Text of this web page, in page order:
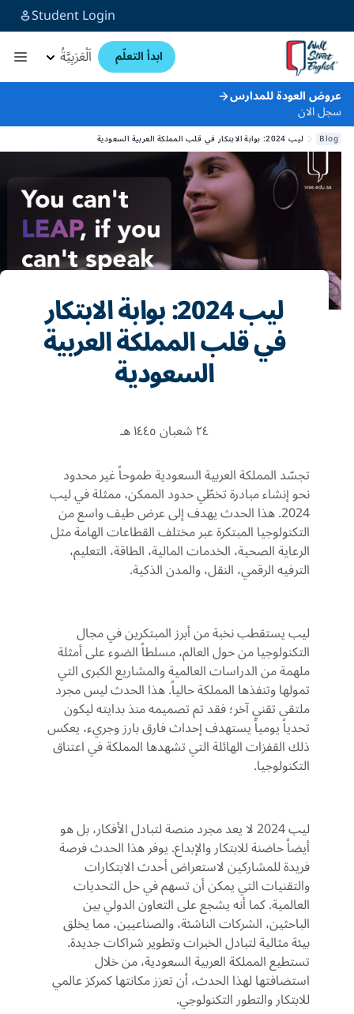
Student Login
ابدأ التعلّم اَلْعَرَبِيَّةُ
عروض العودة للمدارس
سجل الان
Blog ليب 2024: بوابة الابتكار في قلب المملكة العربية السعودية
ليب 2024: بوابة الابتكار
في قلب المملكة العربية
السعودية
تجسّدالمملكةالعربيةالسعوديةطموحاًغيرمحدود
نحوإنشاءمبادرةتخطّيحدودالممكن،ممثلةفيليب
2024
.هذاالحدثيهدفإلىعرضطيفواسعمن
التكنولوجياالمبتكرةعبرمختلفالقطاعاتالهامةمثل
الرعايةالصحية،الخدماتالمالية،الطاقة،التعليم،
الترفيهالرقمي،النقل،والمدنالذكية.
ليبيستقطبنخبةمنأبرزالمبتكرينفيمجال
التكنولوجيامنحولالعالم،مسلطاًالضوءعلىأمثلة
ملهمةمنالدراساتالعالميةوالمشاريعالكبرىالتي
تمولهاوتنفذهاالمملكةحالياً.هذاالحدثليسمجرد
ملتقىتقنيآخر؛فقدتمتصميمهمنذبدايتهليكون
تحدياًيومياًيستهدفإحداثفارقبارزوجريء،يعكس
ذلكالقفزاتالهائلةالتيتشهدهاالمملكةفياعتناق
التكنولوجيا.
ليب2024 لا يعدمجردمنصةلتبادلالأفكار،بل هو
أيضاًحاضنةللابتكاروالإبداع.يوفرهذاالحدثفرصة
فريدةللمشاركينلاستعراضأحدثالابتكارات
والتقنياتالتييمكنأن تسهمفيحلالتحديات
العالمية.كماأنه يشجععلىالتعاونالدوليبين
الباحثين،الشركاتالناشئة،والصناعيين،ممايخلق
بيئةمثاليةلتبادلالخبراتوتطويرشراكاتجديدة.
تستطيعالمملكةالعربيةالسعودية،منخلال
استضافتهالهذاالحدث،أن تعززمكانتهاكمركزعالمي
للابتكاروالتطورالتكنولوجي.